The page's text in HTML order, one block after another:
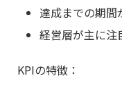
達成までの期間
経営層が主に注
KPIの特徴：